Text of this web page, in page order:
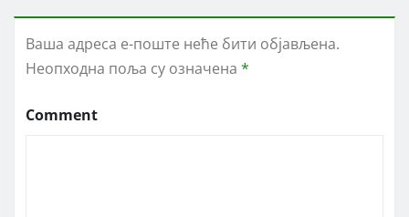
Ваша адреса е-поште неће бити објављена.
Неопходна поља су означена *
Comment